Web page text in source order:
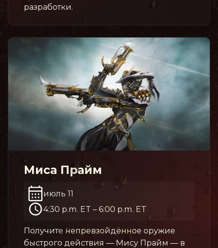
разработки.
Миса Прайм
июль 11
4:30 p.m. ET – 6:00 p.m. ET
Получите непревзойдённое оружие
быстрого действия — Мису Прайм — в